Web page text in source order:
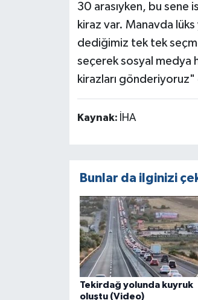
30 arasıyken, bu sene
kiraz var. Manavda
dediğimiz tek tek
seçerek sosyal medya
kirazları
Kaynak: İHA
Bunlar da ilginizi
Tekirdağ yolunda kuyruk
oluştu (Video)